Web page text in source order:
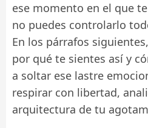
ese momento en el que
no puedes controlarlo
En los párrafos
por qué te sientes así y
a soltar ese lastre
respirar con libertad,
arquitectura de tu